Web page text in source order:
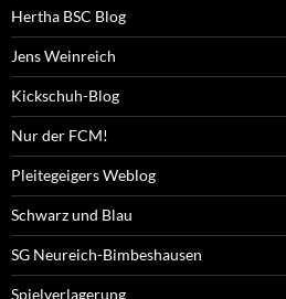
Hertha BSC Blog
Jens Weinreich
Kickschuh-Blog
Nur der FCM!
Pleitegeigers Weblog
Schwarz und Blau
SG Neureich-Bimbeshausen
Spielverlagerung